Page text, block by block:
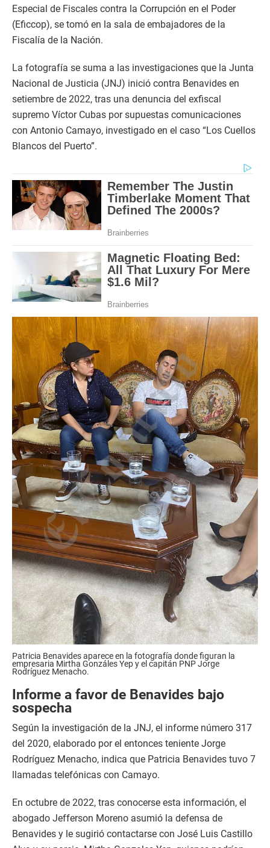
Especial de Fiscales contra la Corrupción en el Poder
(Eficcop), se tomó en la sala de embajadores de la
Fiscalía de la Nación.
La fotografía se suma a las investigaciones que la Junta
Nacional de Justicia (JNJ) inició contra Benavides en
setiembre de 2022, tras una denuncia del exfiscal
supremo Víctor Cubas por supuestas comunicaciones
con Antonio Camayo, investigado en el caso “Los Cuellos
Blancos del Puerto”.
Patricia Benavides aparece en la fotografía donde figuran la
empresaria Mirtha Gonzáles Yep y el capitán PNP Jorge
Rodríguez Menacho.
Informe a favor de Benavides bajo
sospecha
Según la investigación de la JNJ, el informe número 317
del 2020, elaborado por el entonces teniente Jorge
Rodríguez Menacho, indica que Patricia Benavides tuvo 7
llamadas telefónicas con Camayo.
En octubre de 2022, tras conocerse esta información, el
abogado Jefferson Moreno asumió la defensa de
Benavides y le sugirió contactarse con José Luis Castillo